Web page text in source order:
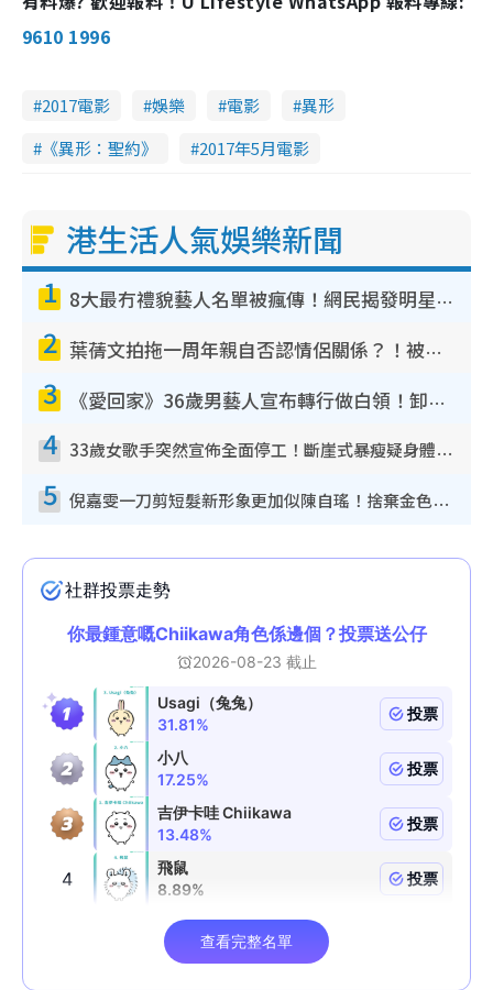
9610 1996
2017電影 娛樂 電影
異形
《異形：聖約》
2017年5月電影
港生活人氣娛樂新聞
1 8大最冇禮貌藝人名單被瘋傳！網民揭發明星真面目 一致數臭呢位係無品天花板？
2 葉蒨文拍拖一周年親自否認情侶關係？！被質疑感情造假竟稱GM「普通同事」
3 《愛回家》36歲男藝人宣布轉行做白領！卸下藝人身份回歸素人平淡生活
4 33歲女歌手突然宣佈全面停工！斷崖式暴瘦疑身體亮紅燈！聲明曝︰將暫時淡出
5 倪嘉雯一刀剪短髮新形象更加似陳自瑤！捨棄金色長髮造型氣質大變超驚喜